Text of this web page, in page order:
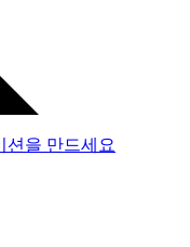
션을 만드세요